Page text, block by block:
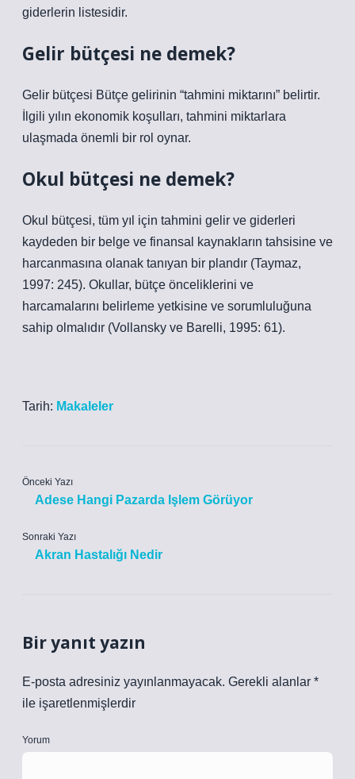
giderlerin listesidir.
Gelir bütçesi ne demek?
Gelir bütçesi Bütçe gelirinin “tahmini miktarını” belirtir.
İlgili yılın ekonomik koşulları, tahmini miktarlara
ulaşmada önemli bir rol oynar.
Okul bütçesi ne demek?
Okul bütçesi, tüm yıl için tahmini gelir ve giderleri
kaydeden bir belge ve finansal kaynakların tahsisine ve
harcanmasına olanak tanıyan bir plandır (Taymaz,
1997: 245). Okullar, bütçe önceliklerini ve
harcamalarını belirleme yetkisine ve sorumluluğuna
sahip olmalıdır (Vollansky ve Barelli, 1995: 61).
Tarih: Makaleler
Önceki Yazı
Adese Hangi Pazarda Işlem Görüyor
Sonraki Yazı
Akran Hastalığı Nedir
Bir yanıt yazın
E-posta adresiniz yayınlanmayacak. Gerekli alanlar *
ile işaretlenmişlerdir
Yorum